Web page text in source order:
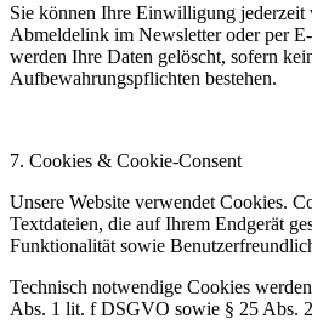
Sie können Ihre Einwilligung jederzeit
Abmeldelink im Newsletter oder per
werden Ihre Daten gelöscht, sofern
Aufbewahrungspflichten bestehen.
7. Cookies & Cookie-Consent
Unsere Website verwendet Cookies.
Textdateien, die auf Ihrem Endgerät
Funktionalität sowie
Technisch notwendige Cookies
Abs. 1 lit. f DSGVO sowie § 25 Abs.